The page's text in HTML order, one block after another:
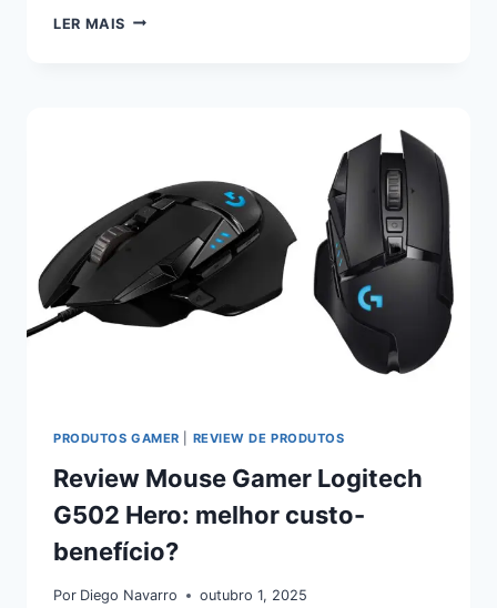
LER MAIS
PRODUTOS GAMER REVIEW DE PRODUTOS
Review Mouse Gamer Logitech
G502 Hero: melhor custo-
benefício?
Por Diego Navarro outubro 1, 2025